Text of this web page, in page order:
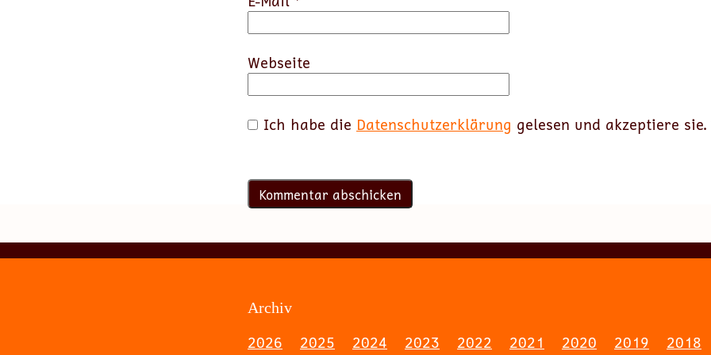
Webseite
Ich habe die Datenschutzerklärung gelesen und akzeptiere sie.
Archiv
2026 2025 2024 2023 2022 2021 2020 2019 2018